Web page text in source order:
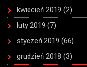
kwiecień 2019 (2)
luty 2019 (7)
styczeń 2019 (66)
grudzień 2018 (3)